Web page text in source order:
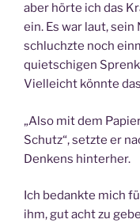
aber hörte ich das
ein. Es war laut,
schluchzte noch
quietschigen
Vielleicht könnte
„Also mit dem
Schutz“, setzte er
Denkens hinterher.
Ich bedankte mich
ihm, gut acht zu